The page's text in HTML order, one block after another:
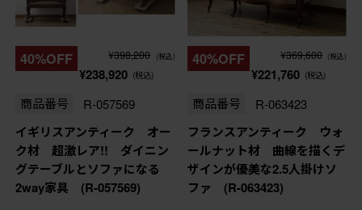
40%OFF ¥398,200 (税込)
¥238,920 (税込)
商品番号 R-057569
イギリスアンティーク オー
ク材 超激レア!! ダイニン
グテーブルとソファになる
2way家具 (R-057569)
40%OFF ¥369,600 (税込)
¥221,760 (税込)
商品番号 R-063423
フランスアンティーク ウォ
ールナット材 曲線を描くデ
ザインが優美な2.5人掛けソ
ファ (R-063423)